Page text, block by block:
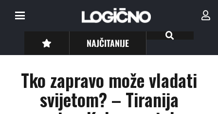
NAJČITANIJE
Tko zapravo može vladati
svijetom? – Tiranija